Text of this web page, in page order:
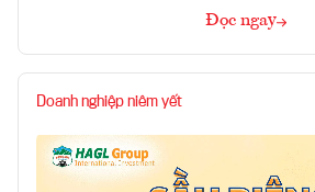
Đọc ngay
Doanh nghiệp niêm yết